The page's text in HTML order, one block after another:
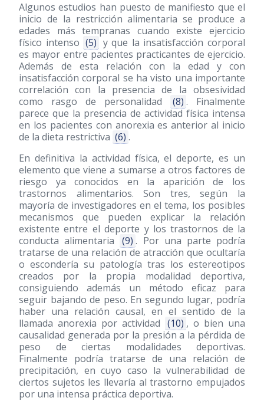
Algunos estudios han puesto de manifiesto que el
inicio de la restricción alimentaria se produce a
edades más tempranas cuando existe ejercicio
físico intenso (5) y que la insatisfacción corporal
es mayor entre pacientes practicantes de ejercicio.
Además de esta relación con la edad y con
insatisfacción corporal se ha visto una importante
correlación con la presencia de la obsesividad
como rasgo de personalidad
(8) . Finalmente
parece que la presencia de actividad física intensa
en los pacientes con anorexia es anterior al inicio
de la dieta restrictiva (6) .
En definitiva la actividad física, el deporte, es un
elemento que viene a sumarse a otros factores de
riesgo ya conocidos en la aparición de los
trastornos alimentarios. Son tres, según la
mayoría de investigadores en el tema, los posibles
mecanismos que pueden explicar la relación
existente entre el deporte y los trastornos de la
conducta alimentaria
(9) . Por una parte podría
tratarse de una relación de atracción que ocultaría
o escondería su patología tras los estereotipos
creados por la propia modalidad deportiva,
consiguiendo además un método eficaz para
seguir bajando de peso. En segundo lugar, podría
haber una relación causal, en el sentido de la
llamada anorexia por actividad (10) , o bien una
causalidad generada por la presión a la pérdida de
peso de ciertas modalidades deportivas.
Finalmente podría tratarse de una relación de
precipitación, en cuyo caso la vulnerabilidad de
ciertos sujetos les llevaría al trastorno empujados
por una intensa práctica deportiva.